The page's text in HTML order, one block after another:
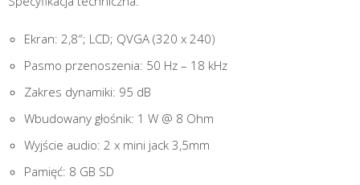
Ekran: 2,8″; LCD; QVGA (320 x 240)
Pasmo przenoszenia: 50 Hz – 18 kHz
Zakres dynamiki: 95 dB
Wbudowany głośnik: 1 W @ 8 Ohm
Wyjście audio: 2 x mini jack 3,5mm
Pamięć: 8 GB SD